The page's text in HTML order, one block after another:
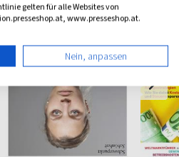
gelten für alle Websites von
www.presseshop.at.
Nein, anpassen